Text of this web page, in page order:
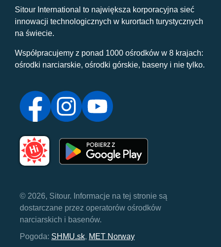
Sitour International to największa korporacyjna sieć
innowacji technologicznych w kurortach turystycznych
na świecie.
Współpracujemy z ponad 1000 ośrodków w 8 krajach:
ośrodki narciarskie, ośrodki górskie, baseny i nie tylko.
© 2026, Sitour. Informacje na tej stronie są
dostarczane przez operatorów ośrodków
narciarskich i basenów.
Pogoda: SHMU.sk, MET Norway